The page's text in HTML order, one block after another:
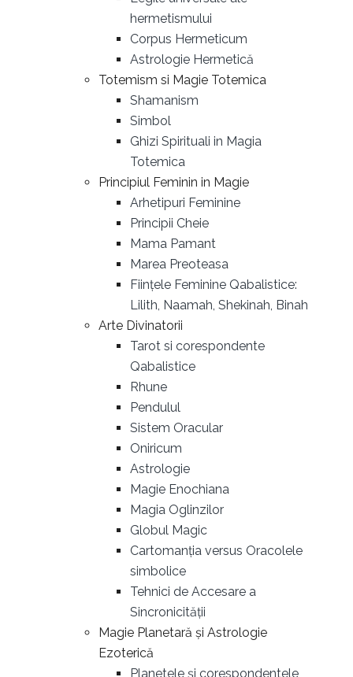
hermetismului
Corpus Hermeticum
Astrologie Hermetică
Totemism si Magie Totemica
Shamanism
Simbol
Ghizi Spirituali in Magia
Totemica
Principiul Feminin in Magie
Arhetipuri Feminine
Principii Cheie
Mama Pamant
Marea Preoteasa
Ființele Feminine Qabalistice:
Lilith, Naamah, Shekinah, Binah
Arte Divinatorii
Tarot si corespondente
Qabalistice
Rhune
Pendulul
Sistem Oracular
Oniricum
Astrologie
Magie Enochiana
Magia Oglinzilor
Globul Magic
Cartomanția versus Oracolele
simbolice
Tehnici de Accesare a
Sincronicității
Magie Planetară și Astrologie
Ezoterică
Planetele și corespondentele